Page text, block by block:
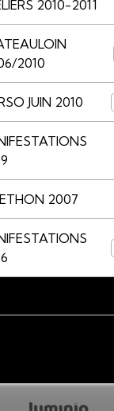
2010-2011
2010
JUIN 2010
2007